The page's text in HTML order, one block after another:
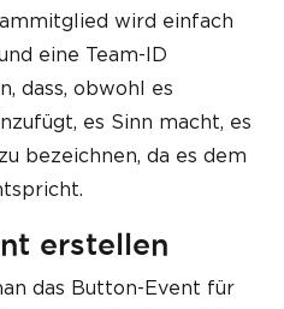
wird einfach
eine Team-ID
dass, obwohl es
es Sinn macht, es
bezeichnen, da es dem
erstellen
das Button-Event für